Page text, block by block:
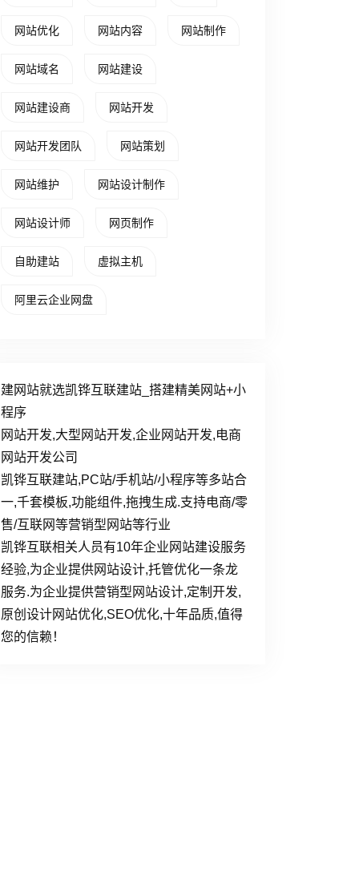
网站优化 网站内容 网站制作
网站域名 网站建设
网站建设商 网站开发
网站开发团队 网站策划
网站维护 网站设计制作
网站设计师 网页制作
自助建站 虚拟主机
阿里云企业网盘
建网站就选凯铧互联建站_搭建精美网站+小
程序
网站开发,大型网站开发,企业网站开发,电商
网站开发公司
凯铧互联建站,PC站/手机站/小程序等多站合
一,千套模板,功能组件,拖拽生成.支持电商/零
售/互联网等营销型网站等行业
凯铧互联相关人员有10年企业网站建设服务
经验,为企业提供网站设计,托管优化一条龙
服务.为企业提供营销型网站设计,定制开发,
原创设计网站优化,SEO优化,十年品质,值得
您的信赖！